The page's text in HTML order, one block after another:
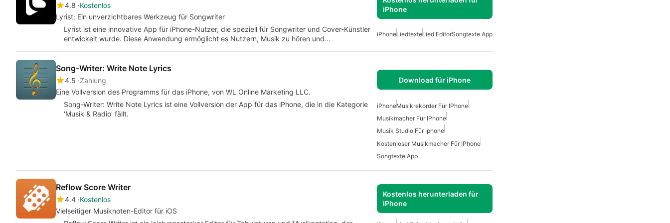
4.8 Kostenlos
Lyrist: Ein unverzichtbares Werkzeug für Songwriter
iPhone
Lyrist ist eine innovative App für iPhone-Nutzer, die speziell für Songwriter und Cover-Künstler
entwickelt wurde. Diese Anwendung ermöglicht es Nutzern, Musik zu hören und…
iPhoneLiedtexteLied EditorSongtexte App
Song-Writer: Write Note Lyrics
4.5 Zahlung
Eine Vollversion des Programms für das iPhone, von WL Online Marketing LLC.
Download für iPhone
Song-Writer: Write Note Lyrics ist eine Vollversion der App für das iPhone, die in die Kategorie
'Musik & Radio' fällt.
iPhoneMusikrekorder Für IPhone
Musikmacher Für IPhone
Musik Studio Für Iphone
Kostenloser Musikmacher Für IPhone
Songtexte App
Reflow Score Writer
4.4 Kostenlos
Vielseitiger Musiknoten-Editor für iOS
Kostenlos herunterladen für
iPhone